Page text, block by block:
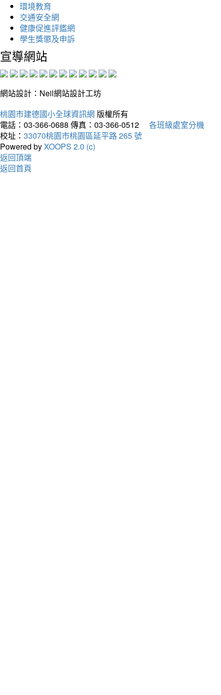
環境教育
交通安全網
健康促進評鑑網
學生獎懲及申訴
宣導網站
網站設計：Neil網站設計工坊
桃園市建德國小全球資訊網 版權所有
電話：03-366-0688 傳真：03-366-0512
各班級處室分機
校址： 33070桃園市桃園區延平路 265 號
Powered byXOOPS 2.0 (c)
返回頂端
返回首頁